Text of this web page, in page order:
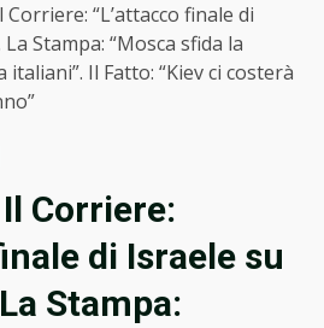
Corriere: “L’attacco finale di
Stampa: “Mosca sfida la
italiani”. Il Fatto: “Kiev ci costerà
Il Corriere:
di Israele su
Stampa: